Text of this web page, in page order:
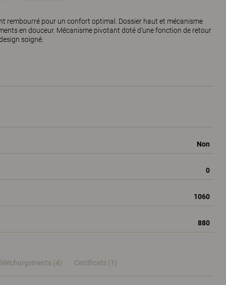
rembourré pour un confort optimal. Dossier haut et mécanisme
en douceur. Mécanisme pivotant doté d’une fonction de retour
soigné.
Non
0
1060
880
(4) Certificats (1)